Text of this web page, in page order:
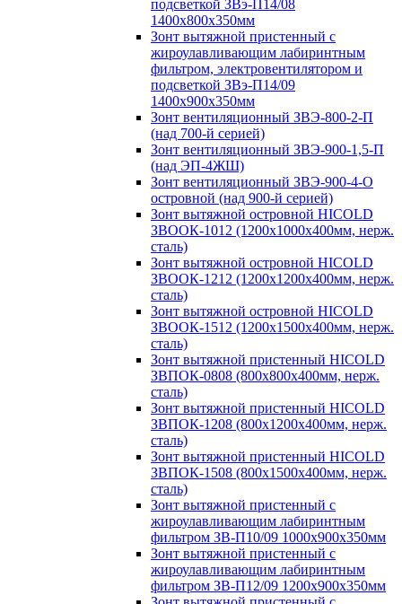
подсветкой ЗВэ-П14/08
1400х800х350мм
Зонт вытяжной пристенный с
жироулавливающим лабиринтным
фильтром, электровентилятором и
подсветкой ЗВэ-П14/09
1400х900х350мм
Зонт вентиляционный ЗВЭ-800-2-П
(над 700-й серией)
Зонт вентиляционный ЗВЭ-900-1,5-П
(над ЭП-4ЖШ)
Зонт вентиляционный ЗВЭ-900-4-О
островной (над 900-й серией)
Зонт вытяжной островной HICOLD
ЗВООК-1012 (1200х1000х400мм, нерж.
сталь)
Зонт вытяжной островной HICOLD
ЗВООК-1212 (1200x1200x400мм, нерж.
сталь)
Зонт вытяжной островной HICOLD
ЗВООК-1512 (1200х1500х400мм, нерж.
сталь)
Зонт вытяжной пристенный HICOLD
ЗВПОК-0808 (800х800х400мм, нерж.
сталь)
Зонт вытяжной пристенный HICOLD
ЗВПОК-1208 (800х1200х400мм, нерж.
сталь)
Зонт вытяжной пристенный HICOLD
ЗВПОК-1508 (800х1500х400мм, нерж.
сталь)
Зонт вытяжной пристенный с
жироулавливающим лабиринтным
фильтром ЗВ-П10/09 1000х900х350мм
Зонт вытяжной пристенный с
жироулавливающим лабиринтным
фильтром ЗВ-П12/09 1200х900х350мм